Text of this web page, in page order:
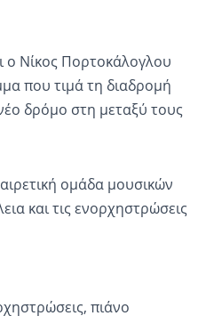
ο Νίκος Πορτοκάλογλου
που τιμά τη διαδρομή
δρόμο στη μεταξύ τους
ομάδα μουσικών
και τις ενορχηστρώσεις
πιάνο